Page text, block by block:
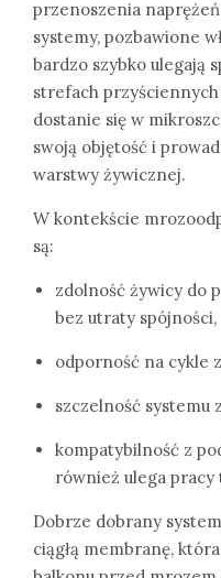
przenoszenia
systemy, pozbawione
bardzo szybko ulegają
strefach
dostanie się w
swoją objętość i
warstwy żywicznej.
W kontekście
są:
zdolność żywicy do
bez utraty spójności,
odporność na cykle
szczelność systemu
kompatybilność z
również ulega
Dobrze dobrany
ciągłą membranę,